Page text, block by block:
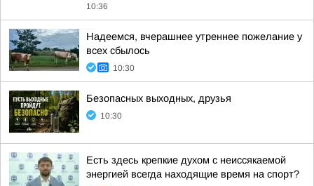
10:36
Надеемся, вчерашнее утреннее пожелание у
всех сбылось
10:30
Безопасных выходных, друзья
10:30
Есть здесь крепкие духом с неиссякаемой
энергией всегда находящие время на спорт?